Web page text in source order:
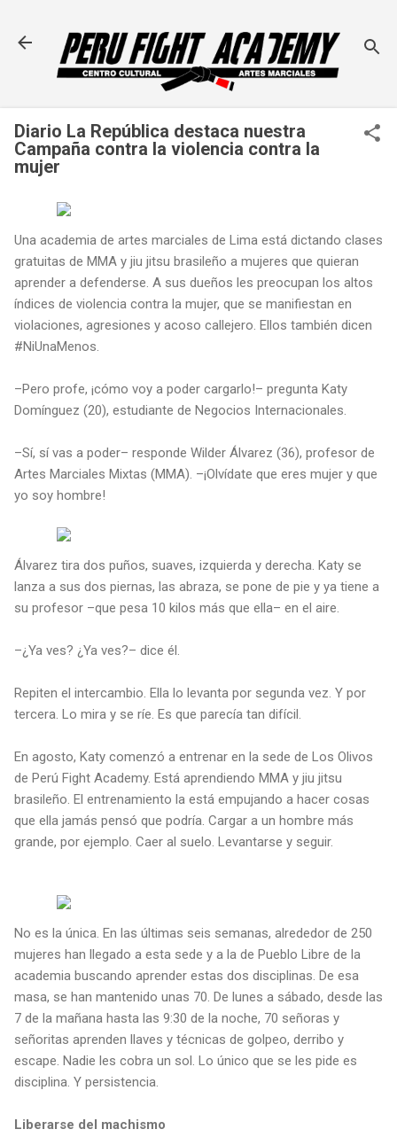
Diario La República destaca nuestra
Campaña contra la violencia contra la
mujer
Una academia de artes marciales de Lima está dictando clases
gratuitas de MMA y jiu jitsu brasileño a mujeres que quieran
aprender a defenderse. A sus dueños les preocupan los altos
índices de violencia contra la mujer, que se manifiestan en
violaciones, agresiones y acoso callejero. Ellos también dicen
#NiUnaMenos.
–Pero profe, ¡cómo voy a poder cargarlo!– pregunta Katy
Domínguez (20), estudiante de Negocios Internacionales.
–Sí, sí vas a poder– responde Wilder Álvarez (36), profesor de
Artes Marciales Mixtas (MMA). –¡Olvídate que eres mujer y que
yo soy hombre!
Álvarez tira dos puños, suaves, izquierda y derecha. Katy se
lanza a sus dos piernas, las abraza, se pone de pie y ya tiene a
su profesor –que pesa 10 kilos más que ella– en el aire.
–¿Ya ves? ¿Ya ves?– dice él.
Repiten el intercambio. Ella lo levanta por segunda vez. Y por
tercera. Lo mira y se ríe. Es que parecía tan difícil.
En agosto, Katy comenzó a entrenar en la sede de Los Olivos
de Perú Fight Academy. Está aprendiendo MMA y jiu jitsu
brasileño. El entrenamiento la está empujando a hacer cosas
que ella jamás pensó que podría. Cargar a un hombre más
grande, por ejemplo. Caer al suelo. Levantarse y seguir.
No es la única. En las últimas seis semanas, alrededor de 250
mujeres han llegado a esta sede y a la de Pueblo Libre de la
academia buscando aprender estas dos disciplinas. De esa
masa, se han mantenido unas 70. De lunes a sábado, desde las
7 de la mañana hasta las 9:30 de la noche, 70 señoras y
señoritas aprenden llaves y técnicas de golpeo, derribo y
escape. Nadie les cobra un sol. Lo único que se les pide es
disciplina. Y persistencia.
Liberarse del machismo